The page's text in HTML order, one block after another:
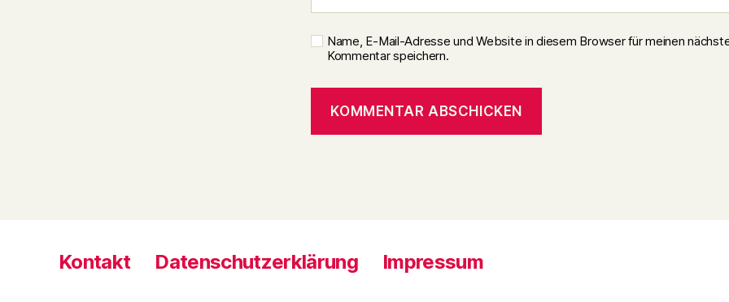
Name, E-Mail-Adresse und Website in diesem Browser für meinen
Kommentar speichern.
Kontakt Datenschutzerklärung Impressum